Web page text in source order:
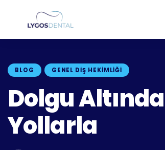
BLOG GENEL DIŞ HEKIMLIĞI
Dolgu
Yollarla